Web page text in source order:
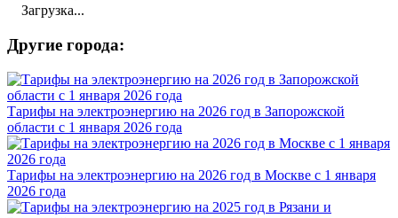
Загрузка...
Другие города:
Тарифы на электроэнергию на 2026 год в Запорожской
области с 1 января 2026 года
Тарифы на электроэнергию на 2026 год в Москве с 1 января
2026 года